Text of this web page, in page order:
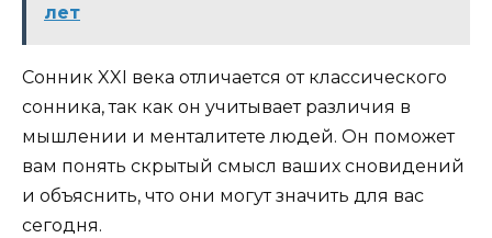
лет
Сонник XXI века отличается от классического
сонника, так как он учитывает различия в
мышлении и менталитете людей. Он поможет
вам понять скрытый смысл ваших сновидений
и объяснить, что они могут значить для вас
сегодня.